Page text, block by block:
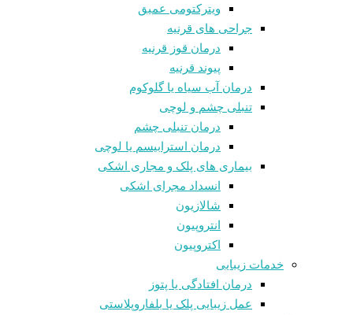
ویترکتومی عمیق
جراحی های قرنیه
درمان قوز قرنيه
پیوند قرنیه
درمان آب سیاه یا گلوکوم
تنبلی چشم و لوچی
درمان تنبلی چشم
درمان استرابیسم یا لوچی
بیماری های پلک و مجاری اشکی
انسداد مجرای اشکی
شالازيون
انتروپیون
اکتروپیون
خدمات زیبایی
درمان افتادگی یا پتوز
عمل زیبایی پلک یا بلفاروپلاستی